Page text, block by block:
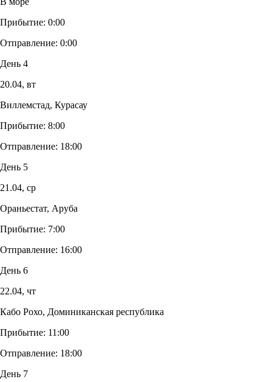
Прибытие: 0:00
Отправление: 0:00
День 4
20.04, вт
Виллемстад, Курасау
Прибытие: 8:00
Отправление: 18:00
День 5
21.04, ср
Ораньестат, Аруба
Прибытие: 7:00
Отправление: 16:00
День 6
22.04, чт
Кабо Рохо, Доминиканская республика
Прибытие: 11:00
Отправление: 18:00
День 7